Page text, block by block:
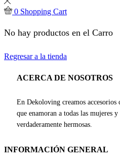
0 Shopping Cart
No hay productos en el Carro
Regresar a la tienda
ACERCA DE NOSOTROS
En Dekoloving creamos accesorios
que enamoran a todas las mujeres
verdaderamente hermosas.
INFORMACIÓN GENERAL